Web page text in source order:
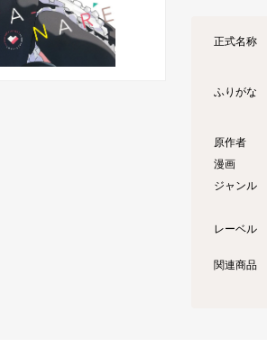
正式名称
ふりがな
原作者
漫画
ジャンル
レーベル
関連商品